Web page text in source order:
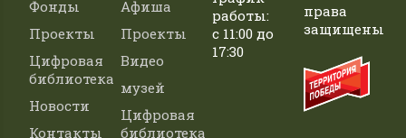
Фонды
Проекты
Цифровая
библиотека
Новости
Контакты
Афиша
Проекты
Видео
музей
Цифровая
библиотека
работы:
с 11:00 до
17:30
права
защищены